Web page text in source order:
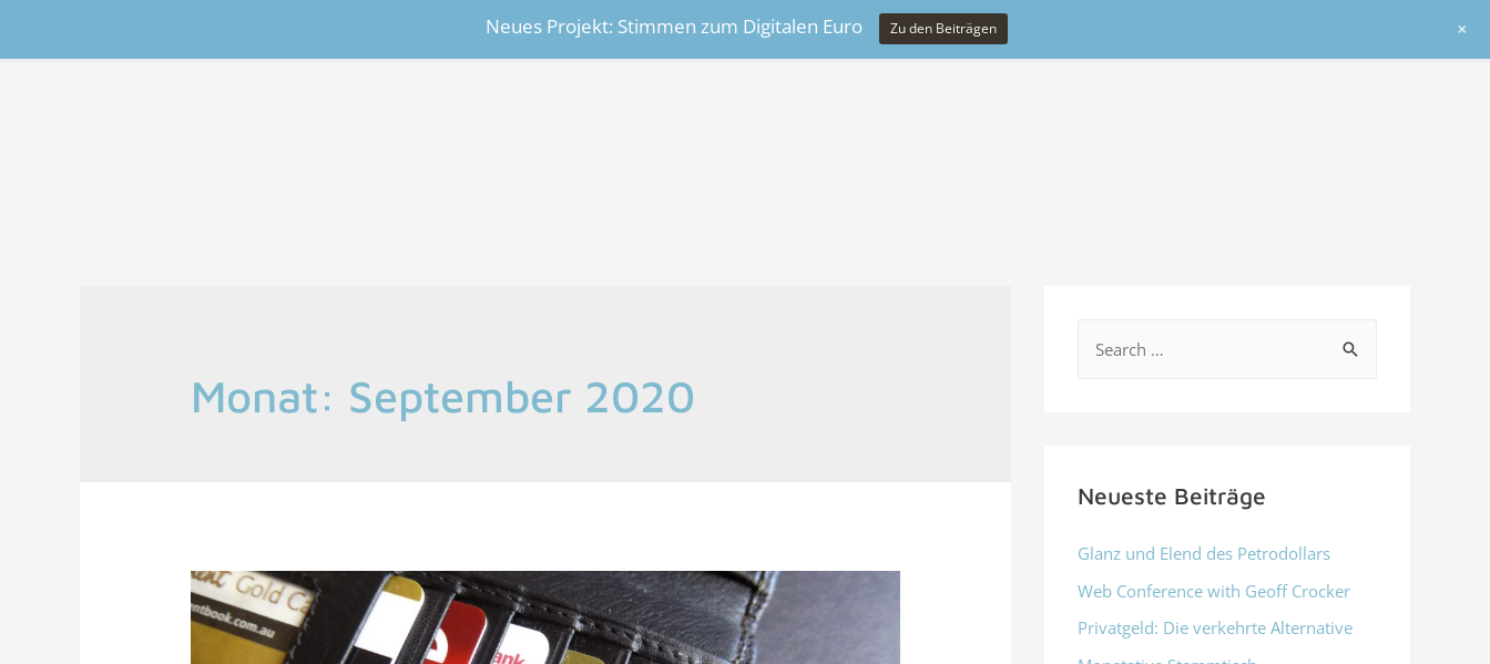
Monat: September 2020
Neueste Beiträge
Glanz und Elend des Petrodollars
Web Conference with Geoff Crocker
Privatgeld: Die verkehrte Alternative
Neues Projekt: Stimmen zum Digitalen Euro Zu den Beiträgen +